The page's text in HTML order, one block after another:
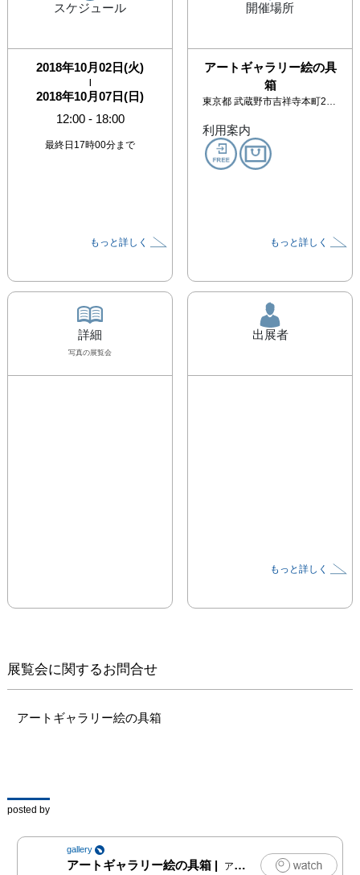
スケジュール
2018年10月02日(火)
|
2018年10月07日(日)
12:00- 18:00
最終日17時00分まで
もっと詳しく
開催場所
アートギャラリー絵の具
箱
東京都 武蔵野市吉祥寺本町2-24-6吉祥寺グリーンハイツ205
利用案内
もっと詳しく
詳細
写真の展覧会
出展者
もっと詳しく
展覧会に関するお問合せ
アートギャラリー絵の具箱
posted by
gallery
アートギャラリー絵の具箱 |
アート